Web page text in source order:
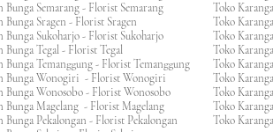
Bunga Semarang - Florist Semarang
Bunga Sragen - Florist Sragen
Bunga Sukoharjo - Florist Sukoharjo
Bunga Tegal - Florist Tegal
Bunga Temanggung - Florist Temanggung
Bunga Wonogiri - Florist Wonogiri
Bunga Wonosobo - Florist Wonosobo
Bunga Magelang - Florist Magelang
Bunga Pekalongan - Florist Pekalongan
Toko
Toko
Toko
Toko
Toko
Toko
Toko
Toko
Toko